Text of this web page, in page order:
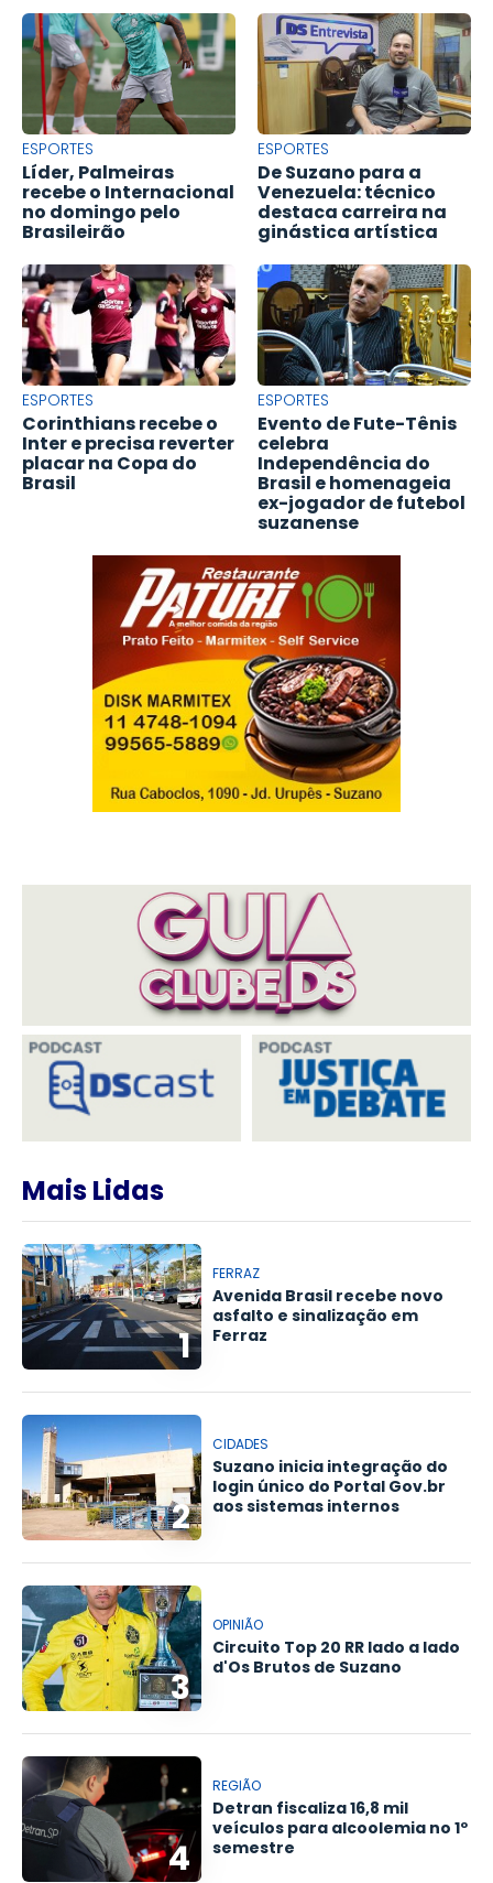
ESPORTES
Líder, Palmeiras
recebe o Internacional
no domingo pelo
Brasileirão
ESPORTES
De Suzano para a
Venezuela: técnico
destaca carreira na
ginástica artística
ESPORTES
Corinthians recebe o
Inter e precisa reverter
placar na Copa do
Brasil
ESPORTES
Evento de Fute-Tênis
celebra
Independência do
Brasil e homenageia
ex-jogador de futebol
suzanense
Mais Lidas
1
FERRAZ
Avenida Brasil recebe novo
asfalto e sinalização em
Ferraz
2
CIDADES
Suzano inicia integração do
login único do Portal Gov.br
aos sistemas internos
3
OPINIÃO
Circuito Top 20 RR lado a lado
d'Os Brutos de Suzano
4
REGIÃO
Detran fiscaliza 16,8 mil
veículos para alcoolemia no 1º
semestre